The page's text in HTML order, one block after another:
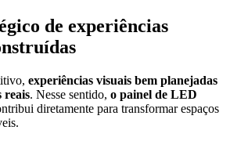
de experiências
experiências visuais bem planejadas
reais. Nesse sentido, o painel de LED
diretamente para transformar espaços